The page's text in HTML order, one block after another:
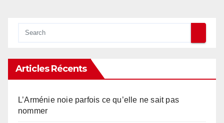
Articles Récents
L’Arménie noie parfois ce qu’elle ne sait pas
nommer